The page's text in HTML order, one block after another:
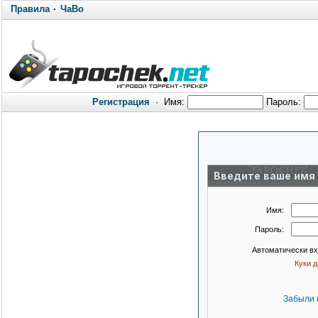
Правила· ЧаВо
Регистрация · Имя: Пароль:
Введите ваше имя
Имя:
Пароль:
Автоматически
Куки
Забыли